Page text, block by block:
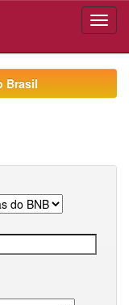
Brasil